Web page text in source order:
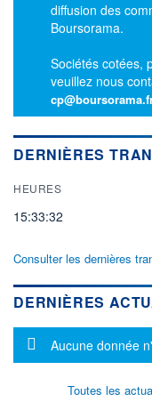
diffusion des
Boursorama.
Sociétés cotées,
veuillez nous
DERNIÈRES
HEURES
15:33:32
Consulter les dernières
DERNIÈRES
Message
Aucune donnée
Toutes les